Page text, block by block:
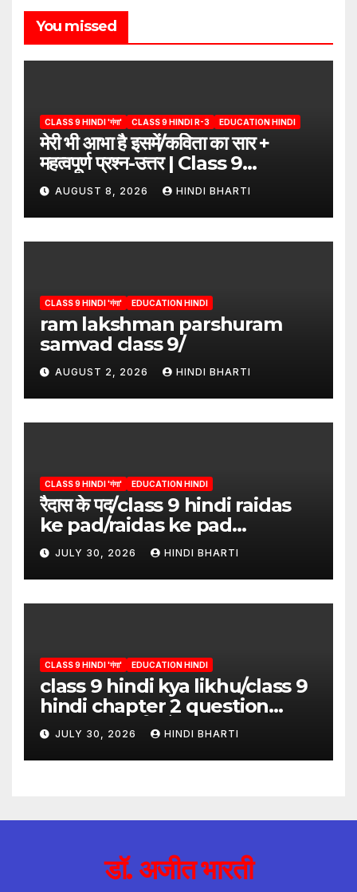
You missed
CLASS 9 HINDI 'गंगा' CLASS 9 HINDI R-3 EDUCATION HINDI
मेरी भी आभा है इसमें/कविता का सार +
महत्वपूर्ण प्रश्न-उत्तर | Class 9
Hindi”/meri bhi abha hai isme
question answers
AUGUST 8, 2026 HINDI BHARTI
CLASS 9 HINDI 'गंगा' EDUCATION HINDI
ram lakshman parshuram
samvad class 9/
AUGUST 2, 2026 HINDI BHARTI
CLASS 9 HINDI 'गंगा' EDUCATION HINDI
रैदास के पद/class 9 hindi raidas
ke pad/raidas ke pad
question answer/raidas ke
pad class 9
JULY 30, 2026 HINDI BHARTI
CLASS 9 HINDI 'गंगा' EDUCATION HINDI
class 9 hindi kya likhu/class 9
hindi chapter 2 question
answer/क्या लिखूँ-पदुमलाल/class 9
hindi
JULY 30, 2026 HINDI BHARTI
डॉ. अजीत भारती